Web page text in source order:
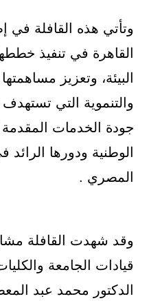
وتأتي هذه القافلة في
القاهرة في تنفيذ
البيئة، وتعزيز
والتنموية التي
جودة الخدمات المقدمة
الوطنية ودورها
المصري .
وقد شهدت القافلة
قيادات الجامعة
الدكتور محمد عبد